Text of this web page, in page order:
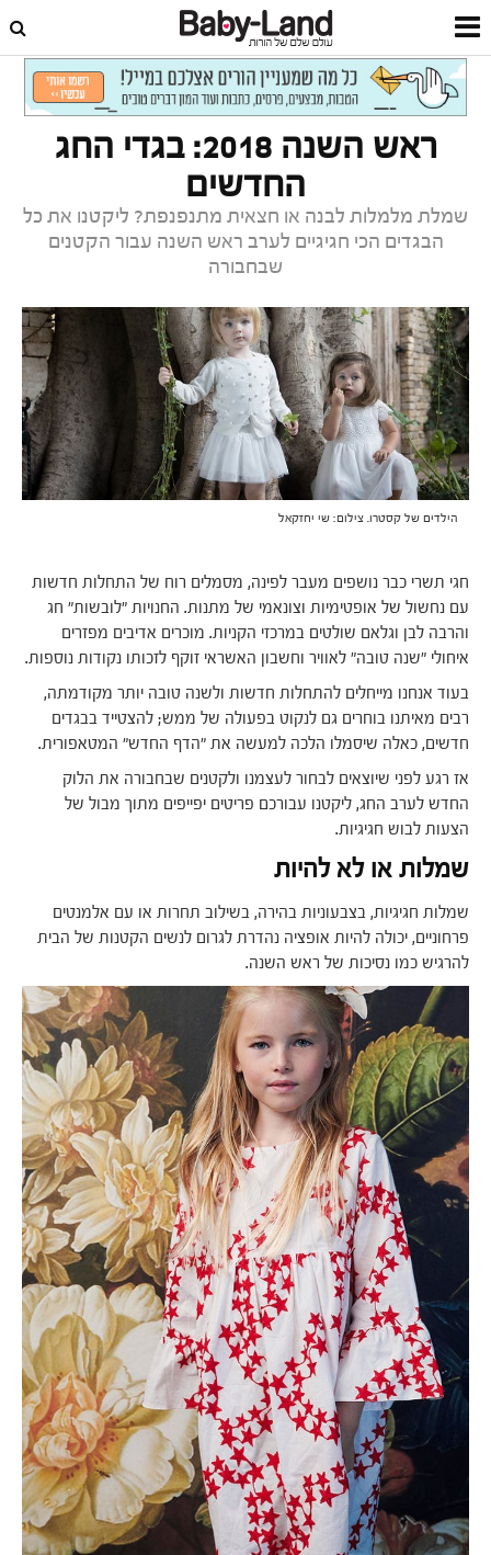
אופנה ואקססוריז
ראש השנה 2018: בגדי החג
החדשים
שמלת מלמלות לבנה או חצאית מתנפנפת? ליקטנו את כל
הבגדים הכי חגיגיים לערב ראש השנה עבור הקטנים
שבחבורה
הילדים של קסטרו. צילום: שי יחזקאל
חגי תשרי כבר נושפים מעבר לפינה, מסמלים רוח של התחלות חדשות
עם נחשול של אופטימיות וצונאמי של מתנות. החנויות "לובשות" חג
והרבה לבן וגלאם שולטים במרכזי הקניות. מוכרים אדיבים מפזרים
איחולי "שנה טובה" לאוויר וחשבון האשראי זוקף לזכותו נקודות נוספות.
בעוד אנחנו מייחלים להתחלות חדשות ולשנה טובה יותר מקודמתה,
רבים מאיתנו בוחרים גם לנקוט בפעולה של ממש; להצטייד בבגדים
חדשים, כאלה שיסמלו הלכה למעשה את "הדף החדש" המטאפורית.
אז רגע לפני שיוצאים לבחור לעצמנו ולקטנים שבחבורה את הלוק
החדש לערב החג, ליקטנו עבורכם פריטים יפייפים מתוך מבול של
הצעות לבוש חגיגיות.
שמלות או לא להיות
שמלות חגיגיות, בצבעוניות בהירה, בשילוב תחרות או עם אלמנטים
פרחוניים, יכולה להיות אופציה נהדרת לגרום לנשים הקטנות של הבית
להרגיש כמו נסיכות של ראש השנה.